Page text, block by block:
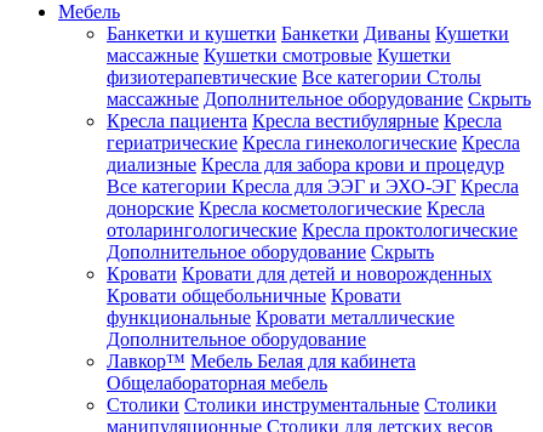
Мебель
Банкетки и кушетки Банкетки Диваны Кушетки
массажные Кушетки смотровые Кушетки
физиотерапевтические Все категории Столы
массажные Дополнительное оборудование Скрыть
Кресла пациента Кресла вестибулярные Кресла
гериатрические Кресла гинекологические Кресла
диализные Кресла для забора крови и процедур
Все категории Кресла для ЭЭГ и ЭХО-ЭГ Кресла
донорские Кресла косметологические Кресла
отоларингологические Кресла проктологические
Дополнительное оборудование Скрыть
Кровати Кровати для детей и новорожденных
Кровати общебольничные Кровати
функциональные Кровати металлические
Дополнительное оборудование
Лавкор™ Мебель Белая для кабинета
Общелабораторная мебель
Столики Столики инструментальные Столики
манипуляционные Столики для детских весов